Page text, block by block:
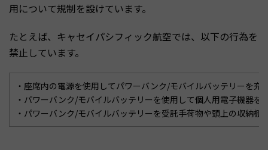
用について規制を設けています。
たとえば、キャセイパシフィック航空では、以下の行為を
禁止しています。
・座席内の電源を使用してパワーバンク/モバイルバッテリーを充
・パワーバンク/モバイルバッテリーを使用して個人用電子機器を
・パワーバンク/モバイルバッテリーを受託手荷物や頭上の収納棚